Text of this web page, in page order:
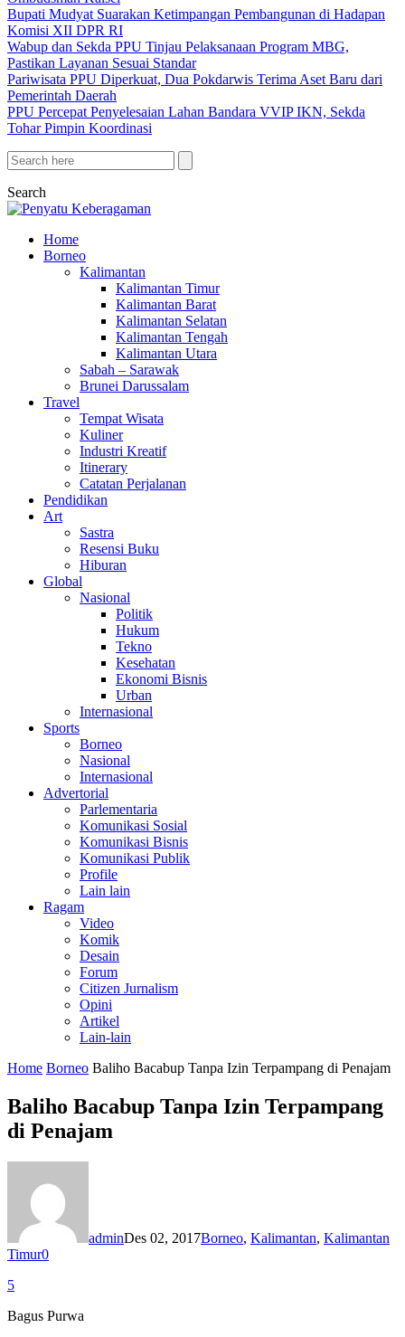
Bupati Mudyat Suarakan Ketimpangan Pembangunan di Hadapan
Komisi XII DPR RI
Wabup dan Sekda PPU Tinjau Pelaksanaan Program MBG,
Pastikan Layanan Sesuai Standar
Pariwisata PPU Diperkuat, Dua Pokdarwis Terima Aset Baru dari
Pemerintah Daerah
PPU Percepat Penyelesaian Lahan Bandara VVIP IKN, Sekda
Tohar Pimpin Koordinasi
Search
Home
Borneo
Kalimantan
Kalimantan Timur
Kalimantan Barat
Kalimantan Selatan
Kalimantan Tengah
Kalimantan Utara
Sabah – Sarawak
Brunei Darussalam
Travel
Tempat Wisata
Kuliner
Industri Kreatif
Itinerary
Catatan Perjalanan
Pendidikan
Art
Sastra
Resensi Buku
Hiburan
Global
Nasional
Politik
Hukum
Tekno
Kesehatan
Ekonomi Bisnis
Urban
Internasional
Sports
Borneo
Nasional
Internasional
Advertorial
Parlementaria
Komunikasi Sosial
Komunikasi Bisnis
Komunikasi Publik
Profile
Lain lain
Ragam
Video
Komik
Desain
Forum
Citizen Jurnalism
Opini
Artikel
Lain-lain
Home Borneo Baliho Bacabup Tanpa Izin Terpampang di Penajam
Baliho Bacabup Tanpa Izin Terpampang
di Penajam
adminDes 02, 2017Borneo, Kalimantan, Kalimantan
Timur0
5
Bagus Purwa